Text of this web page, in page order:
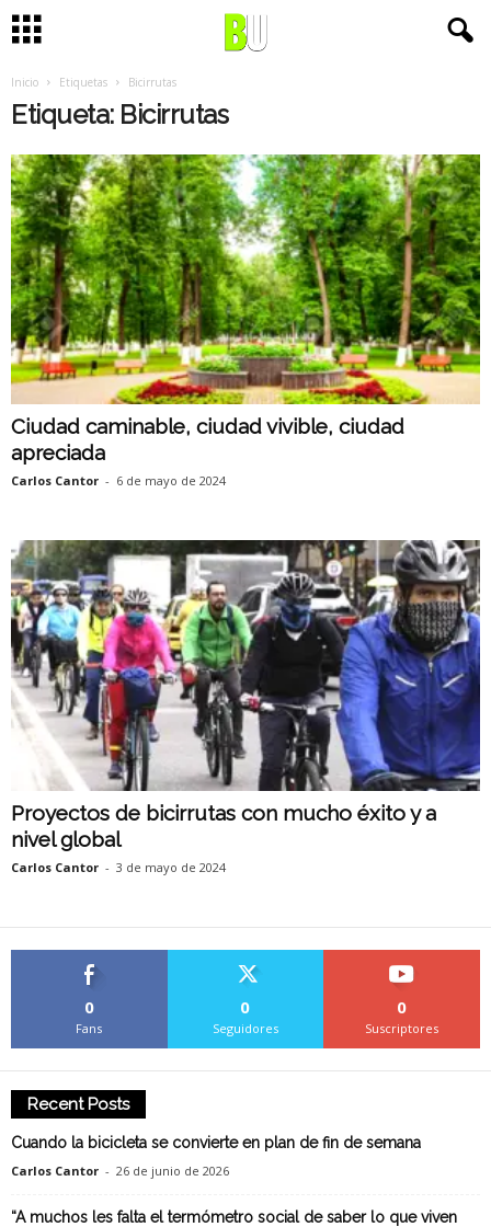
Inicio Etiquetas Bicirrutas
Etiqueta: Bicirrutas
Ciudad caminable, ciudad vivible, ciudad
apreciada
Carlos Cantor - 6 de mayo de 2024
Proyectos de bicirrutas con mucho éxito y a
nivel global
Carlos Cantor - 3 de mayo de 2024
0
Fans
0
Seguidores
0
Suscriptores
Recent Posts
Cuando la bicicleta se convierte en plan de fin de semana
Carlos Cantor - 26 de junio de 2026
“A muchos les falta el termómetro social de saber lo que viven